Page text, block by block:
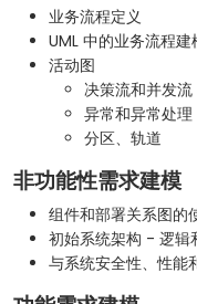
业务流程定义
UML 中的业务流程建
活动图
决策流和并发流
异常和异常处理
分区、轨道
非功能性需求建模
组件和部署关系图的
初始系统架构 - 逻辑
与系统安全性、性能